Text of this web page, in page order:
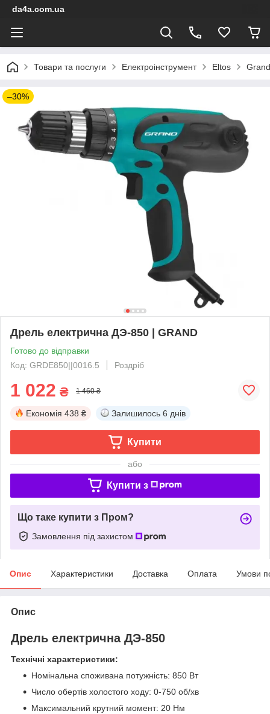
da4a.com.ua
Товари та послуги Електроінструмент Eltos Grand
–30%
Дрель електрична ДЭ-850 | GRAND
Готово до відправки
Код: GRDE850||0016.5
Роздріб
1 022 ₴ 1 460 ₴
Економія 438 ₴ Залишилось 6 днів
Купити
або
Купити з
Що таке купити з Пром?
Замовлення під захистом
Опис Характеристики Доставка Оплата Умови
Опис
Дрель електрична ДЭ-850
Технічні характеристики:
Номінальна споживана потужність: 850 Вт
Число обертів холостого ходу: 0-750 об/хв
Максимальний крутний момент: 20 Hм